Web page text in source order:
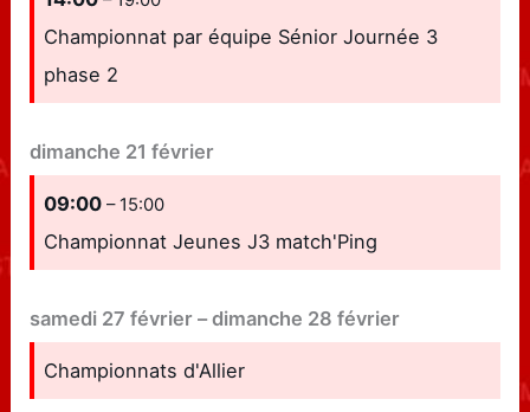
Championnat par équipe Sénior Journée 3
phase 2
dimanche 21 février
09:00– 15:00
Championnat Jeunes J3 match'Ping
samedi 27 février –dimanche 28 février
Championnats d'Allier